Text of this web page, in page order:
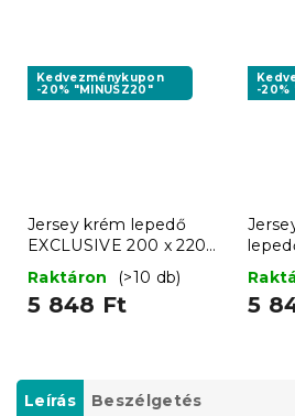
Kedvezménykupon
-20% "MINUSZ20"
Jersey krém lepedő
EXCLUSIVE 200 x 220
cm
Raktáron (>10 db)
5 848 Ft
-20%
x 220
5
Leírás Beszélgetés